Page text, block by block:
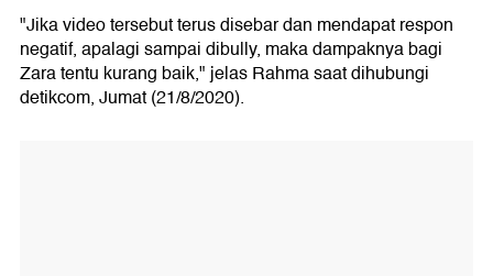
"Jika video tersebut terus disebar dan mendapat respon
negatif, apalagi sampai dibully, maka dampaknya bagi
Zara tentu kurang baik," jelas Rahma saat dihubungi
detikcom, Jumat (21/8/2020).